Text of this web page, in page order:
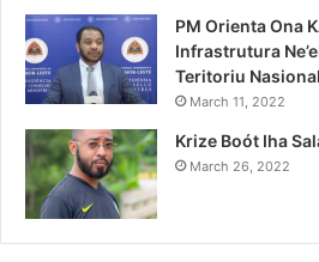
PM Orienta Ona
Infrastrutura
Teritoriu Nasional
March 11, 2022
Krize Boót Iha
March 26, 2022